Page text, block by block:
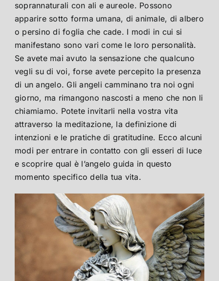
soprannaturali con ali e aureole. Possono
apparire sotto forma umana, di animale, di albero
o persino di foglia che cade. I modi in cui si
manifestano sono vari come le loro personalità.
Se avete mai avuto la sensazione che qualcuno
vegli su di voi, forse avete percepito la presenza
di un angelo. Gli angeli camminano tra noi ogni
giorno, ma rimangono nascosti a meno che non li
chiamiamo. Potete invitarli nella vostra vita
attraverso la meditazione, la definizione di
intenzioni e le pratiche di gratitudine. Ecco alcuni
modi per entrare in contatto con gli esseri di luce
e scoprire qual è l’angelo guida in questo
momento specifico della tua vita.